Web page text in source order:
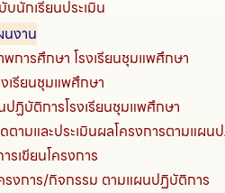
นักเรียนประเมิน
นงาน
ารศึกษา โรงเรียนชุมแพศึกษา
เรียนชุมแพศึกษา
ฏิบัติการโรงเรียนชุมแพศึกษา
ามและประเมินผลโครงการตามแผน
รเขียนโครงการ
รงการ/กิจกรรม ตามแผนปฏิบัติการ